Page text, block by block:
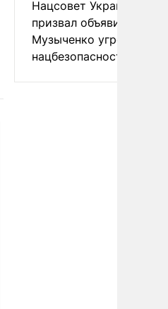
Нацсовет Украины по
призвал объявить
Музыченко угрозой
нацбезопасности